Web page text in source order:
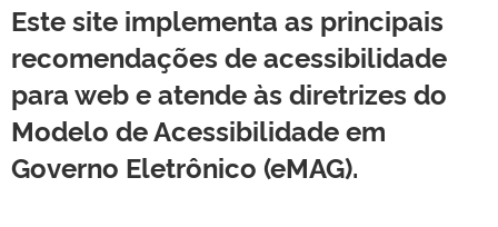
TELEFONES
Este site implementa as principais
recomendações de acessibilidade
para web e atende às diretrizes do
Modelo de Acessibilidade em
Governo Eletrônico (eMAG).